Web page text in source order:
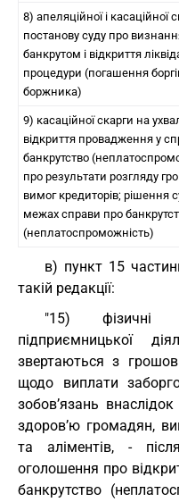
8) апеляційної і касаційної
постанову суду про
банкрутом і відкриття
процедури (погашення
боржника)
9) касаційної скарги на
відкриття провадження у
банкрутство
про результати розгляду
вимог кредиторів; рішення
межах справи про
(неплатоспроможність)
в) пункт 15
такій редакції:
"15) фізичні
підприємницької
звертаються з
щодо виплати
зобов’язань
здоров’ю громадян,
та аліментів, -
оголошення про
банкрутство